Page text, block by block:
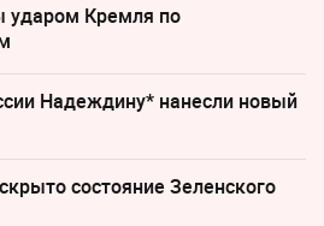
Кремля по
Надеждину* нанесли новый
состояние Зеленского